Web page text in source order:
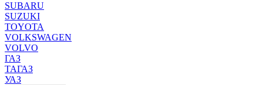
SUBARU
SUZUKI
TOYOTA
VOLKSWAGEN
VOLVO
ГАЗ
ТАГАЗ
УАЗ